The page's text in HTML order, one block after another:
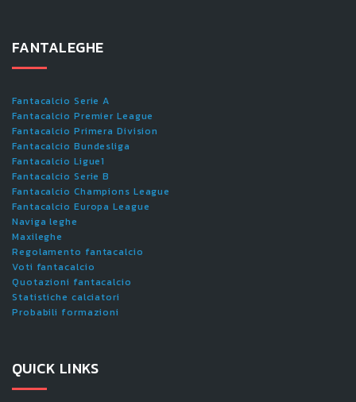
FANTALEGHE
Fantacalcio Serie A
Fantacalcio Premier League
Fantacalcio Primera Division
Fantacalcio Bundesliga
Fantacalcio Ligue1
Fantacalcio Serie B
Fantacalcio Champions League
Fantacalcio Europa League
Naviga leghe
Maxileghe
Regolamento fantacalcio
Voti fantacalcio
Quotazioni fantacalcio
Statistiche calciatori
Probabili formazioni
QUICK LINKS